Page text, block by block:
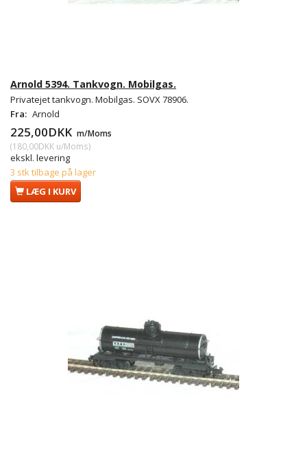
Arnold 5394. Tankvogn. Mobilgas.
Privatejet tankvogn. Mobilgas. SOVX 78906.
Fra: Arnold
225,00DKK m/Moms
(180,00DKK u/Moms)
ekskl. levering
3 stk tilbage på lager
LÆG I KURV